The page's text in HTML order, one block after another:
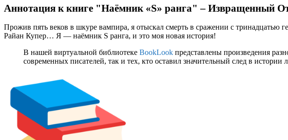
Аннотация к книге "Наёмник «S» ранга" – Извращенный
Прожив пять веков в шкуре вампира, я отыскал смерть в сражении с тринадцатью
Райан Купер… Я — наёмник S ранга, и это моя новая история!
В нашей виртуальной библиотеке BookLook представлены произведения
современных писателей, так и тех, кто оставил значительный след в истории